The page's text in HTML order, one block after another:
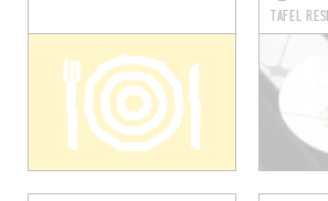
TAFEL